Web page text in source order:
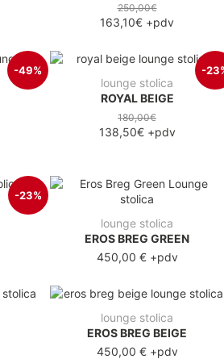
250,00€
163,10€ +pdv
-49% -
lounge stolica
ROYAL BEIGE
180,00€
138,50€+pdv
-23%
lounge stolica
EROS BREG GREEN
450,00 €+pdv
lounge stolica
EROS BREG BEIGE
450,00 €+pdv